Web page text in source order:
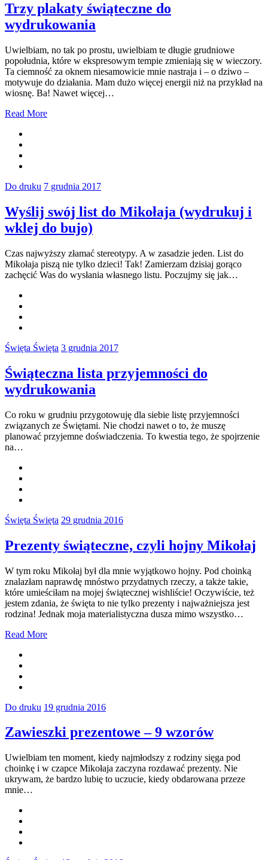
Trzy plakaty świąteczne do
wydrukowania
Uwielbiam, no tak po prostu, uwielbiam te długie grudniowe
popołudnia, które w ekspresowym tempie zmieniają się w wieczory.
Ta ciemność za oknem niesamowicie mnie nastraja i – o dziwo –
motywuje do działania. Mam dużo więcej energii niż na przykład na
wiosnę. Ba! Nawet więcej…
Read More
Do druku 7 grudnia 2017
Wyślij swój list do Mikołaja (wydrukuj i
wklej do bujo)
Czas najwyższy złamać stereotypy. A w zasadzie jeden. List do
Mikołaja piszą nie tylko dzieci! Tak! Zamierzam dzisiaj gorąco
zachęcić Was do wysłania własnego listu. Poczujmy się jak…
Święta Święta 3 grudnia 2017
Świąteczna lista przyjemności do
wydrukowania
Co roku w grudniu przygotowuję dla siebie listę przyjemności
związanych ze Świętami. Nie chodzi nawet o to, że muszę
planować przyjemne doświadczenia. To kwestia tego, że spojrzenie
na…
Święta Święta 29 grudnia 2016
Prezenty świąteczne, czyli hojny Mikołaj
W tym roku Mikołaj był dla mnie wyjątkowo hojny. Pod choinką
znalazłam naprawdę mnóstwo przydatnych rzeczy, a także takie,
które umieściłam na mojej świątecznej wishliście! Oczywiście, też
jestem zdania, że święta to nie tylko prezenty i najważniejsza jest
rodzina! Jednak moja materialistyczna dusza mimo wszystko…
Read More
Do druku 19 grudnia 2016
Zawieszki prezentowe – 9 wzorów
Uwielbiam ten moment, kiedy najmłodszy z rodziny sięga pod
choinkę i w czapce Mikołaja zaczyna rozdawać prezenty. Nie
ukrywam, że bardzo lubię to uczucie, kiedy obdarowana przeze
mnie…